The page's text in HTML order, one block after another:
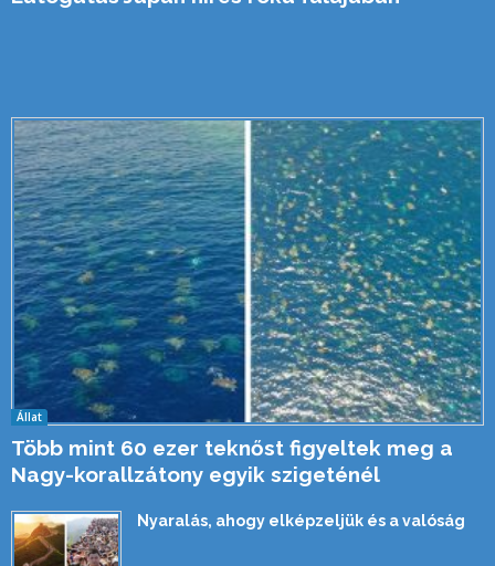
Állat
Több mint 60 ezer teknőst figyeltek meg a
Nagy-korallzátony egyik szigeténél
Nyaralás, ahogy elképzeljük és a valóság